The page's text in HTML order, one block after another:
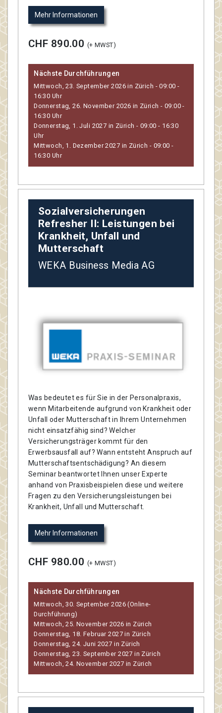
Mehr Informationen
CHF 890.00 (+ MWST)
Nächste Durchführungen
Mittwoch, 23. September 2026 in Zürich - 09:00 -
16:30 Uhr
Donnerstag, 26. November 2026 in Zürich - 09:00 -
16:30 Uhr
Donnerstag, 1. Juli 2027 in Zürich - 09:00 - 16:30
Uhr
Mittwoch, 1. Dezember 2027 in Zürich - 09:00 -
16:30 Uhr
Sozialversicherungen
Refresher II: Leistungen bei
Krankheit, Unfall und
Mutterschaft
WEKA Business Media AG
Was bedeutet es für Sie in der Personalpraxis,
wenn Mitarbeitende aufgrund von Krankheit oder
Unfall oder Mutterschaft in Ihrem Unternehmen
nicht einsatzfähig sind? Welcher
Versicherungsträger kommt für den
Erwerbsausfall auf? Wann entsteht Anspruch auf
Mutterschaftsentschädigung? An diesem
Seminar beantwortet Ihnen unser Experte
anhand von Praxisbeispielen diese und weitere
Fragen zu den Versicherungsleistungen bei
Krankheit, Unfall und Mutterschaft.
Mehr Informationen
CHF 980.00 (+ MWST)
Nächste Durchführungen
Mittwoch, 30. September 2026 (Online-
Durchführung)
Mittwoch, 25. November 2026 in Zürich
Donnerstag, 18. Februar 2027 in Zürich
Donnerstag, 24. Juni 2027 in Zürich
Donnerstag, 23. September 2027 in Zürich
Mittwoch, 24. November 2027 in Zürich